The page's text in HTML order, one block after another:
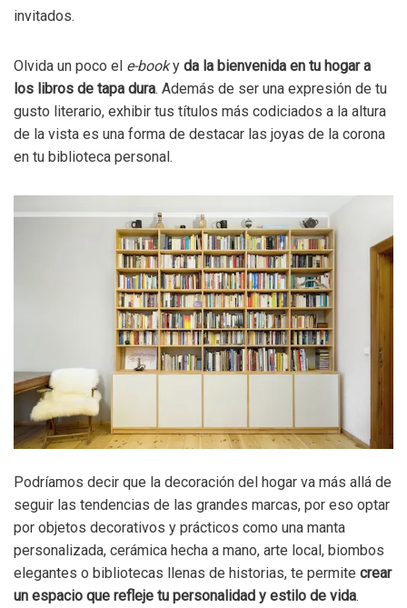
invitados.
Olvida un poco el e-booky da la bienvenida en tu hogar a
los libros de tapa dura. Además de ser una expresión de tu
gusto literario, exhibir tus títulos más codiciados a la altura
de la vista es una forma de destacar las joyas de la corona
en tu biblioteca personal.
Podríamos decir que la decoración del hogar va más allá de
seguir las tendencias de las grandes marcas, por eso optar
por objetos decorativos y prácticos como una manta
personalizada, cerámica hecha a mano, arte local, biombos
elegantes o bibliotecas llenas de historias, te permite crear
un espacio que refleje tu personalidad y estilo de vida.